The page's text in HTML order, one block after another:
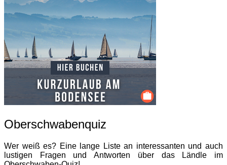
Oberschwabenquiz
Wer weiß es? Eine lange Liste an interessanten und auch
lustigen Fragen und Antworten über das Ländle im